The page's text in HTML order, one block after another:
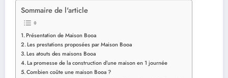
Sommaire de l'article
Présentation de Maison Booa
Les prestations proposées par Maison Booa
Les atouts des maisons Booa
La promesse de la construction d’une maison en 1 journée
Combien coûte une maison Booa ?